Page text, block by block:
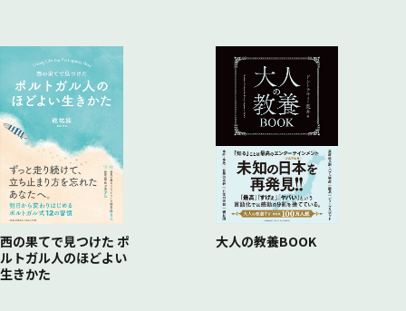
第4章まとめ
西の果てで見つけた ポ
ルトガル人のほどよい
生きかた
大人の教養BOOK